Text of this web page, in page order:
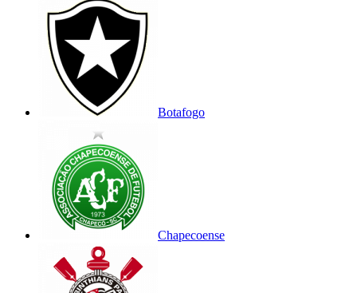
Botafogo
Chapecoense